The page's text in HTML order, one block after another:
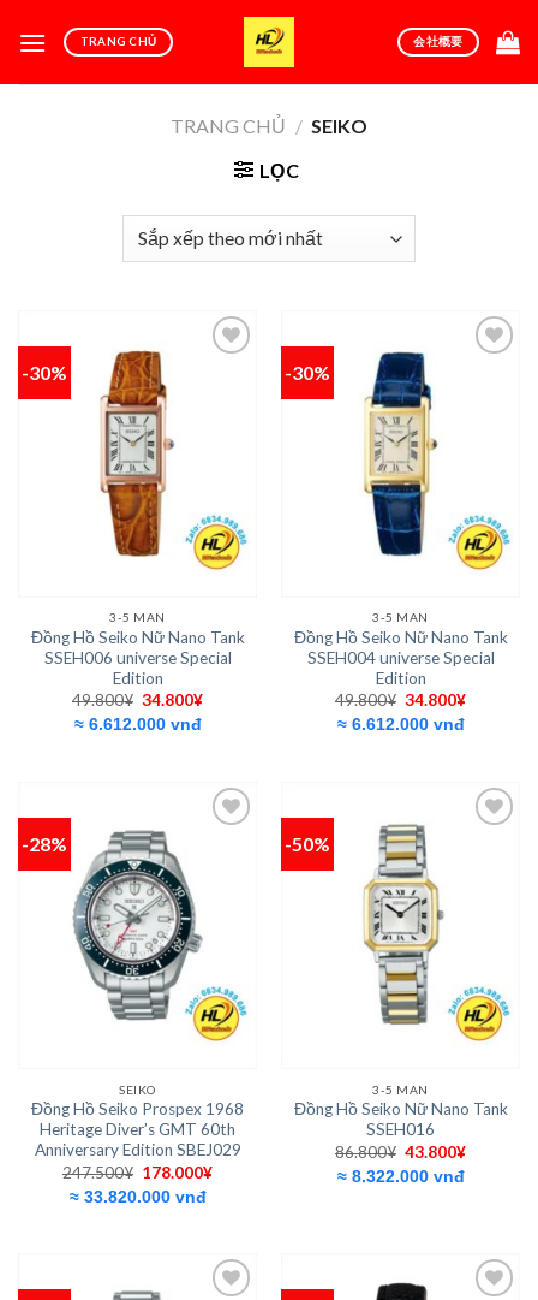
TRANG CHỦ 会社概要
TRANG CHỦ / SEIKO
LỌC
-30%
3-5 MAN
Đồng Hồ Seiko Nữ Nano Tank
SSEH006 universe Special
Edition
49.800¥ Giá
gốc
là:
34.800¥Giá
≈ 6.612.000 vnđ
-30%
3-5 MAN
Đồng Hồ Seiko Nữ Nano Tank
SSEH004 universe Special
Edition
49.800¥ Giá
gốc
là:
34.800¥Giá
≈ 6.612.000 vnđ
-28%
SEIKO
Đồng Hồ Seiko Prospex 1968
Heritage Diver’s GMT 60th
Anniversary Edition SBEJ029
247.500¥ Giá
gốc
là:
178.000¥Giá
≈ 33.820.000 vnđ
-50%
3-5 MAN
Đồng Hồ Seiko Nữ Nano Tank
SSEH016
86.800¥ Giá
gốc
là:
43.800¥Giá
≈ 8.322.000 vnđ